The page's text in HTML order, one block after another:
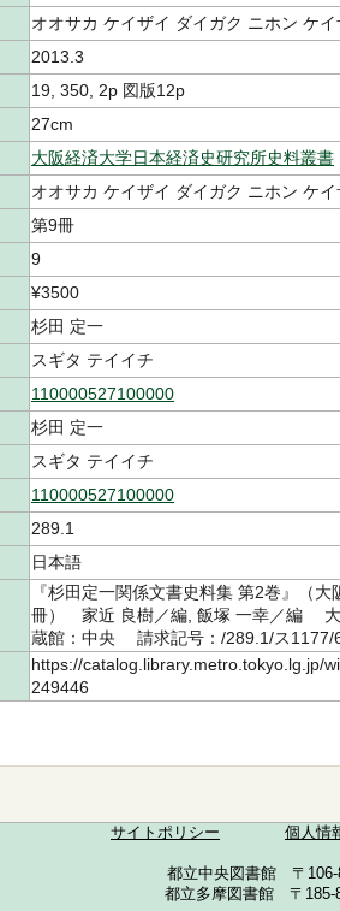
オオサカ ケイザイ ダイガク ニホン ケ
2013.3
19, 350, 2p 図版12p
27cm
大阪経済大学日本経済史研究所史料叢書
オオサカ ケイザイ ダイガク ニホン ケ
第9冊
9
¥3500
杉田 定一
スギタ テイイチ
110000527100000
杉田 定一
スギタ テイイチ
110000527100000
289.1
日本語
『杉田定一関係文書史料集 第2巻』（
冊） 家近 良樹／編, 飯塚 一幸／編
蔵館：中央 請求記号：/289.1/ス
https://catalog.library.metro.tokyo.lg.jp/
249446
サイトポリシー 個人情
都立中央図書館 〒
都立多摩図書館 〒185-